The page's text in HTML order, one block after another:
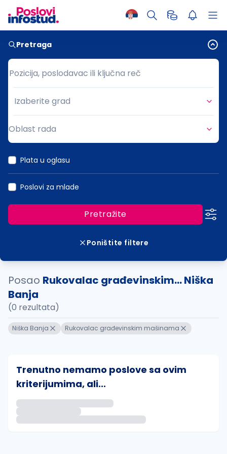
Pretraga
Pozicija, poslodavac ili ključna reč
Pozicija, poslodavac ili ključna reč
Grad
Izaberite grad
Oblast rada
Plata u oglasu
Poslovi za mlade
Pretražite
Poništite filtere
Posao Rukovalac građevinskim... Niška
Banja
(0 rezultata)
Niška Banja Rukovalac građevinskim mašinama
Trenutno nemamo poslove sa ovim
kriterijumima, ali...